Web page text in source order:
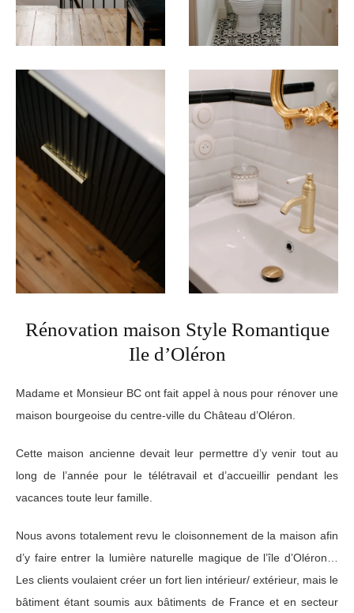
Rénovation maison Style Romantique
Ile d’Oléron
Madame et Monsieur BC ont fait appel à nous pour rénover une
maison bourgeoise du centre-ville du Château d’Oléron.
Cette maison ancienne devait leur permettre d’y venir tout au
long de l’année pour le télétravail et d’accueillir pendant les
vacances toute leur famille.
Nous avons totalement revu le cloisonnement de la maison afin
d’y faire entrer la lumière naturelle magique de l’île d’Oléron…
Les clients voulaient créer un fort lien intérieur/ extérieur, mais le
bâtiment étant soumis aux bâtiments de France et en secteur